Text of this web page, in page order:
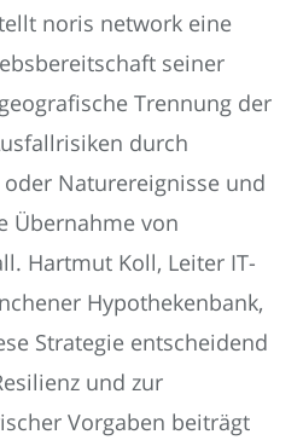
noris network eine
seiner
Trennung der
durch
Naturereignisse und
Übernahme von
Hartmut Koll, Leiter IT-
Hypothekenbank,
Strategie entscheidend
und zur
Vorgaben beiträgt